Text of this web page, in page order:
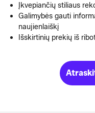
Įkvepiančių stiliaus
Galimybės gauti
naujienlaiškį
Išskirtinių prekių iš